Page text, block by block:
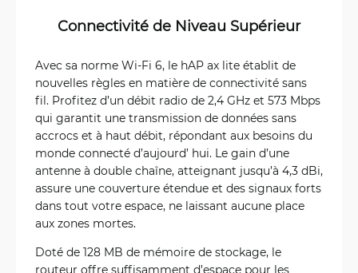
Connectivité de Niveau Supérieur
Avec sa norme Wi-Fi 6, le hAP ax lite établit de
nouvelles règles en matière de connectivité sans
fil. Profitez d’un débit radio de 2,4 GHz et 573 Mbps
qui garantit une transmission de données sans
accrocs et à haut débit, répondant aux besoins du
monde connecté d’aujourd’ hui. Le gain d’une
antenne à double chaîne, atteignant jusqu’à 4,3 dBi,
assure une couverture étendue et des signaux forts
dans tout votre espace, ne laissant aucune place
aux zones mortes.
Doté de 128 MB de mémoire de stockage, le
routeur offre suffisamment d’espace pour les